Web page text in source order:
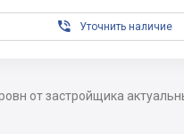
 Уточнить наличие
от застройщика